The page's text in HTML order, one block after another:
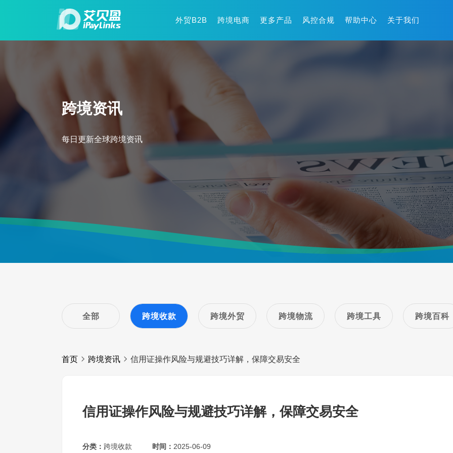
外贸B2B 跨境电商 更多产品 风控合规 帮助中心 关于我们
跨境资讯
每日更新全球跨境资讯
全部 跨境收款 跨境外贸 跨境物流 跨境工具 跨境百科
首页 跨境资讯 信用证操作风险与规避技巧详解，保障交易安全
信用证操作风险与规避技巧详解，保障交易安全
分类： 跨境收款 时间： 2025-06-09